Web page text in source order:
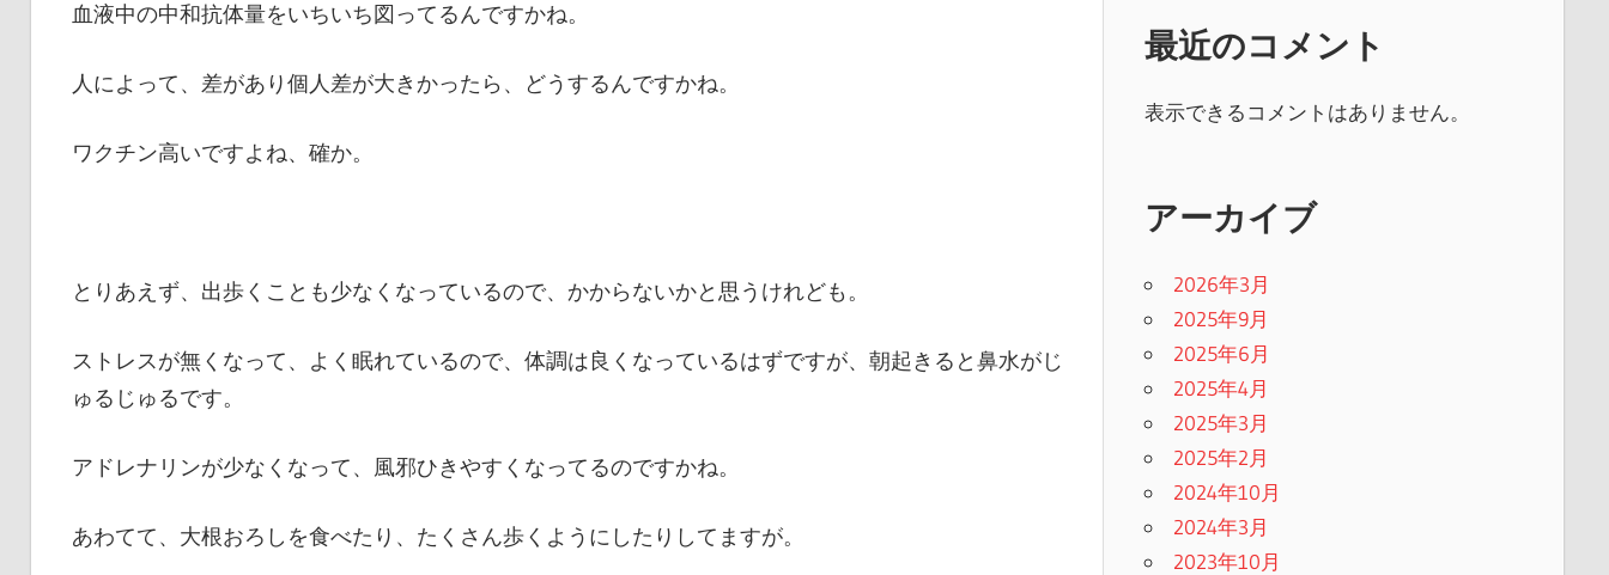
血液中の中和抗体量をいちいち図ってるんですかね。
人によって、差があり個人差が大きかったら、どうするんですかね。
ワクチン高いですよね、確か。
とりあえず、出歩くことも少なくなっているので、かからないかと思うけれども。
ストレスが無くなって、よく眠れているので、体調は良くなっているはずですが、朝起きると鼻水がじ
ゅるじゅるです。
アドレナリンが少なくなって、風邪ひきやすくなってるのですかね。
あわてて、大根おろしを食べたり、たくさん歩くようにしたりしてますが。
最近のコメント
表示できるコメントはありません。
アーカイブ
2026年3月
2025年9月
2025年6月
2025年4月
2025年3月
2025年2月
2024年10月
2024年3月
2023年10月